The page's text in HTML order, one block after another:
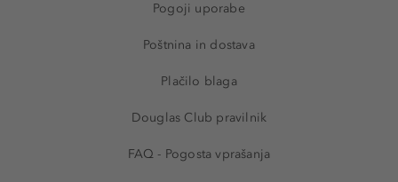
Pogoji uporabe
Poštnina in dostava
Plačilo blaga
Douglas Club pravilnik
FAQ - Pogosta vprašanja